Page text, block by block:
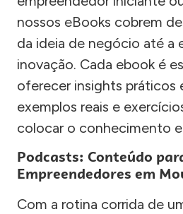
nossos eBooks cobrem
da ideia de negócio até a
inovação. Cada ebook é
oferecer insights práticos
exemplos reais e
colocar o conhecimento
Podcasts: Conteúdo
Empreendedores em
Com a rotina corrida de